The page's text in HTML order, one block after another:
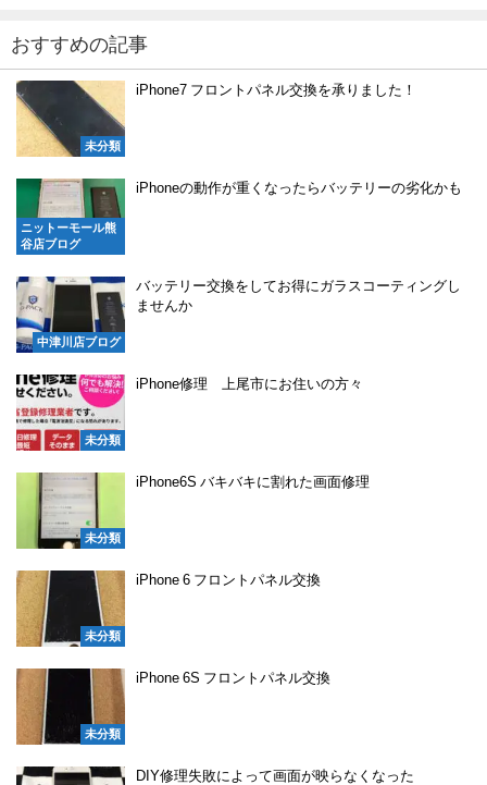
おすすめの記事
未分類
iPhone7 フロントパネル交換を承りました！
ニットーモール熊
谷店ブログ
iPhoneの動作が重くなったらバッテリーの劣化かも
中津川店ブログ
バッテリー交換をしてお得にガラスコーティングし
ませんか
未分類
iPhone修理 上尾市にお住いの方々
未分類
iPhone6S バキバキに割れた画面修理
未分類
iPhone 6 フロントパネル交換
未分類
iPhone 6S フロントパネル交換
DIY修理失敗によって画面が映らなくなった